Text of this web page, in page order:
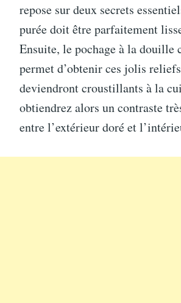
repose sur deux secrets
purée doit être parfaitement
Ensuite, le pochage à la douille
permet d’obtenir ces jolis
deviendront croustillants à la
obtiendrez alors un contraste
entre l’extérieur doré et